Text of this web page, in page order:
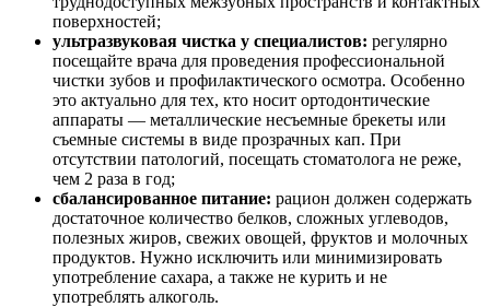
поверхностей;
ультразвуковая чистка у специалистов: регулярно
посещайте врача для проведения профессиональной
чистки зубов и профилактического осмотра. Особенно
это актуально для тех, кто носит ортодонтические
аппараты — металлические несъемные брекеты или
съемные системы в виде прозрачных кап. При
отсутствии патологий, посещать стоматолога не реже,
чем 2 раза в год;
сбалансированное питание: рацион должен содержать
достаточное количество белков, сложных углеводов,
полезных жиров, свежих овощей, фруктов и молочных
продуктов. Нужно исключить или минимизировать
употребление сахара, а также не курить и не
употреблять алкоголь.